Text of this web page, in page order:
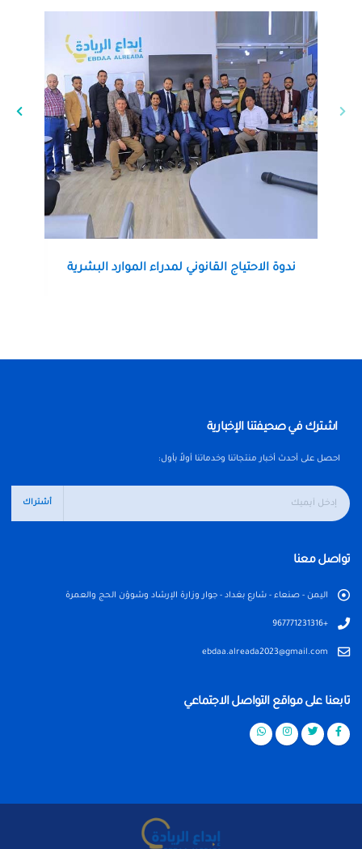
ندوة الاحتياج القانوني لمدراء الموارد البشرية
اشترك في صحيفتنا الإخبارية
احصل على أحدث أخبار منتجاتنا وخدماتنا أولاً بأول:
أشتراك
تواصل معنا
اليمن - صنعاء - شارع بغداد - جوار وزارة الإرشاد وشوؤن الحج والعمرة
+967771231316
ebdaa.alreada2023@gmail.com
تابعنا على مواقع التواصل الاجتماعي